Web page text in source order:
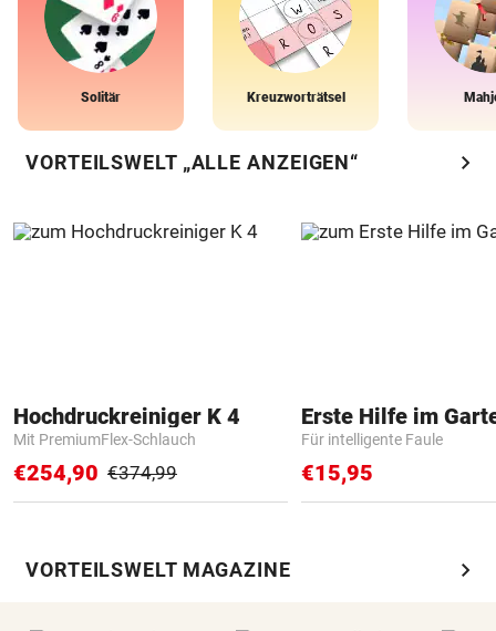
Solitär Kreuzworträtsel
VORTEILSWELT „ALLE ANZEIGEN“ chevron_right
Hochdruckreiniger K 4
Mit PremiumFlex-Schlauch
€254,90 €374,99
Erste Hilfe im
Für intelligente Faule
€15,95
VORTEILSWELT MAGAZINE chevron_right